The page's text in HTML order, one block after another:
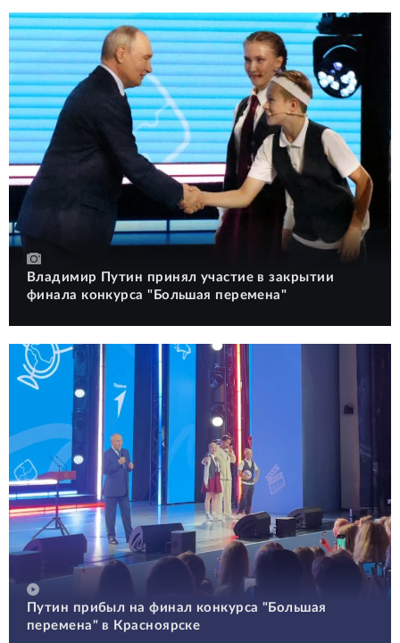
Владимир Путин принял участие в закрытии
финала конкурса "Большая перемена"
Путин прибыл на финал конкурса "Большая
перемена" в Красноярске